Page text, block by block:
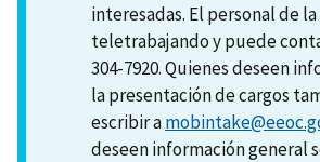
interesadas. El personal de
teletrabajando y puede
304-7920. Quienes deseen
la presentación de cargos
escribir a
deseen información general